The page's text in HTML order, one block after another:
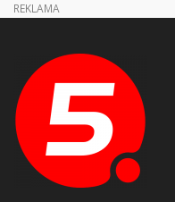
REKLAMA